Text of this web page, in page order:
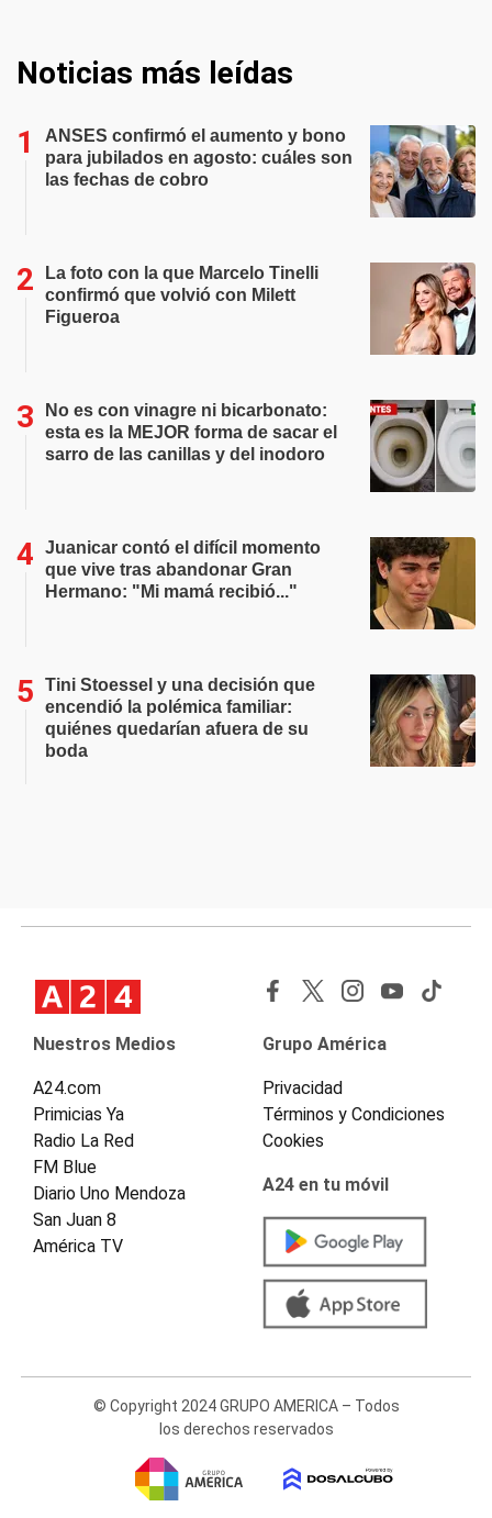
Noticias más leídas
ANSES confirmó el aumento y bono
para jubilados en agosto: cuáles son
las fechas de cobro
La foto con la que Marcelo Tinelli
confirmó que volvió con Milett
Figueroa
No es con vinagre ni bicarbonato:
esta es la MEJOR forma de sacar el
sarro de las canillas y del inodoro
Juanicar contó el difícil momento
que vive tras abandonar Gran
Hermano: "Mi mamá recibió..."
Tini Stoessel y una decisión que
encendió la polémica familiar:
quiénes quedarían afuera de su
boda
Nuestros Medios
A24.com
Primicias Ya
Radio La Red
FM Blue
Diario Uno Mendoza
San Juan 8
América TV
Grupo América
Privacidad
Términos y Condiciones
Cookies
A24 en tu móvil
© Copyright 2024 GRUPO AMERICA – Todos
los derechos reservados